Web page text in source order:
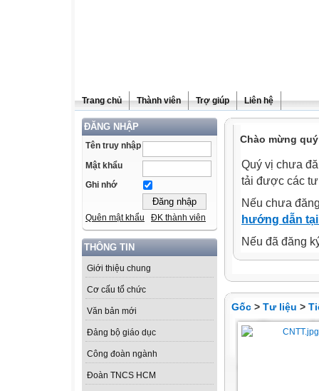
Trang chủ Thành viên Trợ giúp Liên hệ
ĐĂNG NHẬP
Tên truy nhập
Mật khẩu
Ghi nhớ
Quên mật khẩu ĐK thành viên
THÔNG TIN
Giới thiệu chung
Cơ cấu tổ chức
Văn bản mới
Đảng bộ giáo dục
Công đoàn ngành
Đoàn TNCS HCM
Chào mừng
Quý vị chưa
tải được các
Nếu chưa
hướng dẫn
Nếu đã đăng
Gốc > Tư liệu >